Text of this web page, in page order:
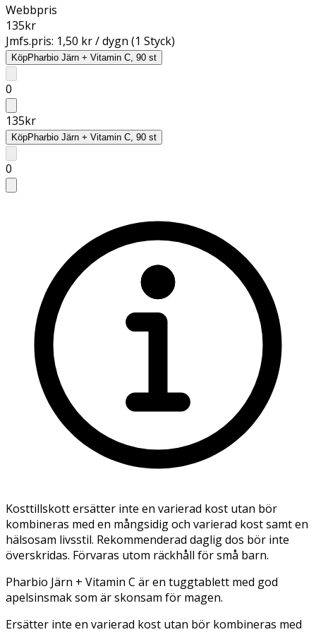
Webbpris
135kr
Jmfs.pris: 1,50 kr / dygn (1 Styck)
KöpPharbio Järn + Vitamin C, 90 st
0
135kr
KöpPharbio Järn + Vitamin C, 90 st
0
Kosttillskott ersätter inte en varierad kost utan bör
kombineras med en mångsidig och varierad kost samt en
hälsosam livsstil. Rekommenderad daglig dos bör inte
överskridas. Förvaras utom räckhåll för små barn.
Pharbio Järn + Vitamin C är en tuggtablett med god
apelsinsmak som är skonsam för magen.
Ersätter inte en varierad kost utan bör kombineras med